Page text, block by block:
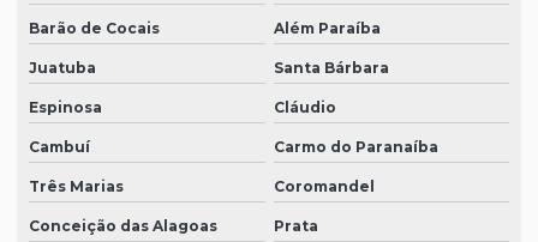
Barão de Cocais Além Paraíba
Juatuba Santa Bárbara
Espinosa Cláudio
Cambuí Carmo do Paranaíba
Três Marias Coromandel
Conceição das Alagoas Prata